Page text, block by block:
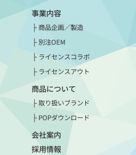
事業内容
商品企画／製造
別注OEM
ライセンスコラボ
ライセンスアウト
商品について
取り扱いブランド
POPダウンロード
会社案内
採用情報